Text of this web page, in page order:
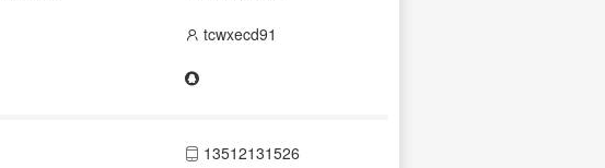
tcwxecd91
13512131526